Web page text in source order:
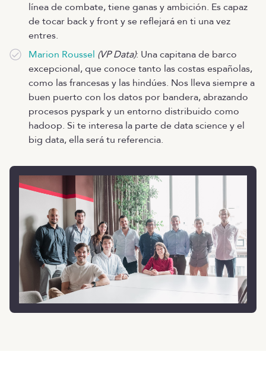
línea de combate, tiene ganas y ambición. Es capaz
de tocar back y front y se reflejará en ti una vez
entres.
Marion Roussel (VP Data): Una capitana de barco
excepcional, que conoce tanto las costas españolas,
como las francesas y las hindúes. Nos lleva siempre a
buen puerto con los datos por bandera, abrazando
procesos pyspark y un entorno distribuido como
hadoop. Si te interesa la parte de data science y el
big data, ella será tu referencia.